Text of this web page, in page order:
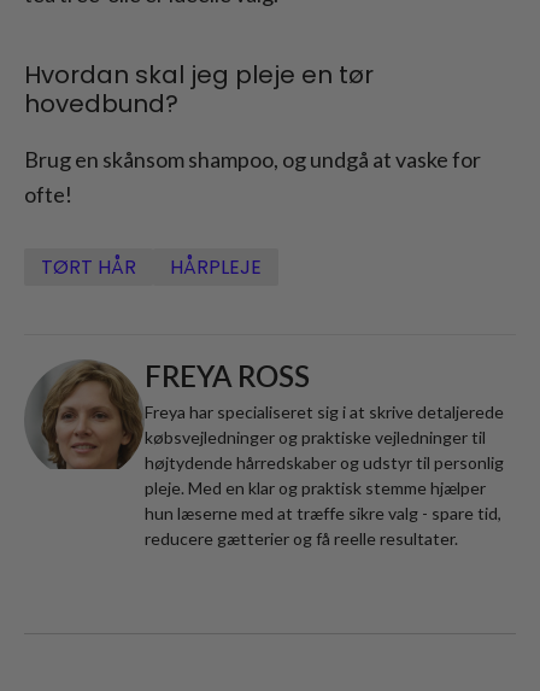
Hvordan skal jeg pleje en tør
hovedbund?
Brug en skånsom shampoo, og undgå at vaske for
ofte!
TØRT HÅR HÅRPLEJE
FREYA ROSS
Freya har specialiseret sig i at skrive detaljerede
købsvejledninger og praktiske vejledninger til
højtydende hårredskaber og udstyr til personlig
pleje. Med en klar og praktisk stemme hjælper
hun læserne med at træffe sikre valg - spare tid,
reducere gætterier og få reelle resultater.